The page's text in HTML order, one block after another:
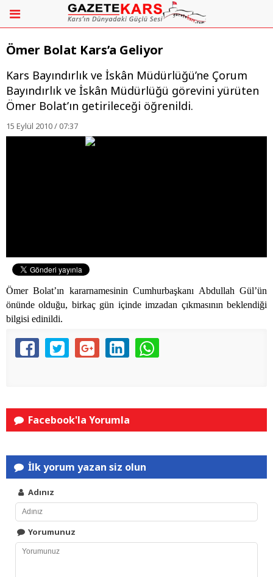
Ömer Bolat Kars’a Geliyor
Kars Bayındırlık ve İskân Müdürlüğü’ne Çorum
Bayındırlık ve İskân Müdürlüğü görevini yürüten
Ömer Bolat’ın getirileceği öğrenildi.
15 Eylül 2010 / 07:37
Ömer Bolat’ın kararnamesinin Cumhurbaşkanı Abdullah Gül’ün
önünde olduğu, birkaç gün içinde imzadan çıkmasının beklendiği
bilgisi edinildi.
Facebook'la Yorumla
İlk yorum yazan siz olun
Adınız
Yorumunuz